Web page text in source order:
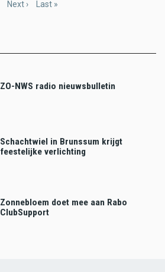
Next
Next ›
Last
Last »
ZO-NWS radio nieuwsbulletin
Schachtwiel in Brunssum krijgt
feestelijke verlichting
Zonnebloem doet mee aan Rabo
ClubSupport